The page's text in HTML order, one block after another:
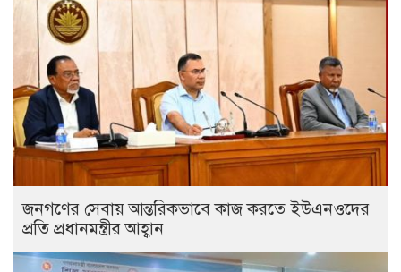
জনগণের সেবায় আন্তরিকভাবে কাজ করতে ইউএনওদের
প্রতি প্রধানমন্ত্রীর আহ্বান